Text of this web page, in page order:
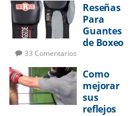
de Golpeo
Reseñas
Para
Guantes
de Boxeo
33 Comentarios
Como
mejorar
sus
reflejos